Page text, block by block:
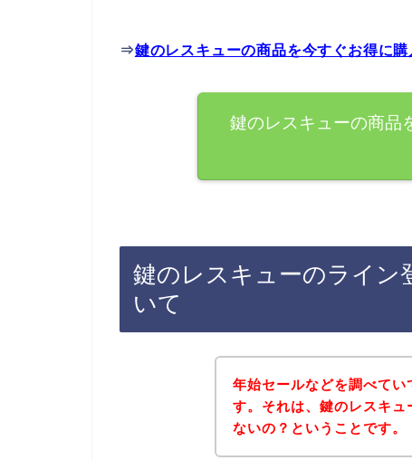
⇒鍵のレスキューの商品を今すぐお得に
鍵のレスキューの商品
鍵のレスキューのライン
いて
年始セールなどを調べてい
す。それは、鍵のレスキ
ないの？ということです。